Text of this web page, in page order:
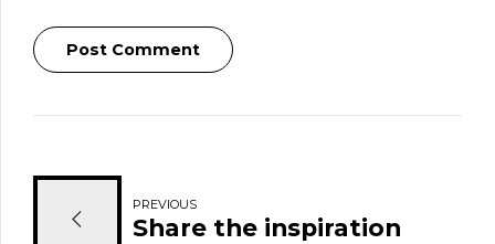
Post Comment
PREVIOUS
Share the inspiration